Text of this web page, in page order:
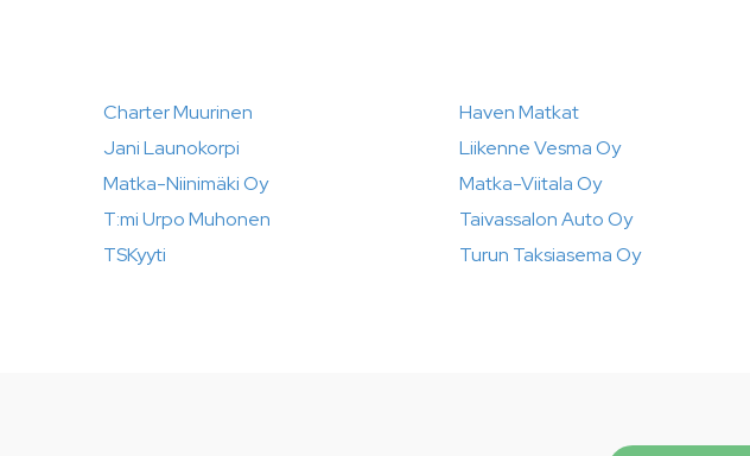
Charter Muurinen Haven Matkat
Jani Launokorpi
Liikenne Vesma Oy
Matka-Niinimäki Oy
Matka-Viitala Oy
T:mi Urpo Muhonen
Taivassalon Auto Oy
TSKyyti
Turun Taksiasema Oy